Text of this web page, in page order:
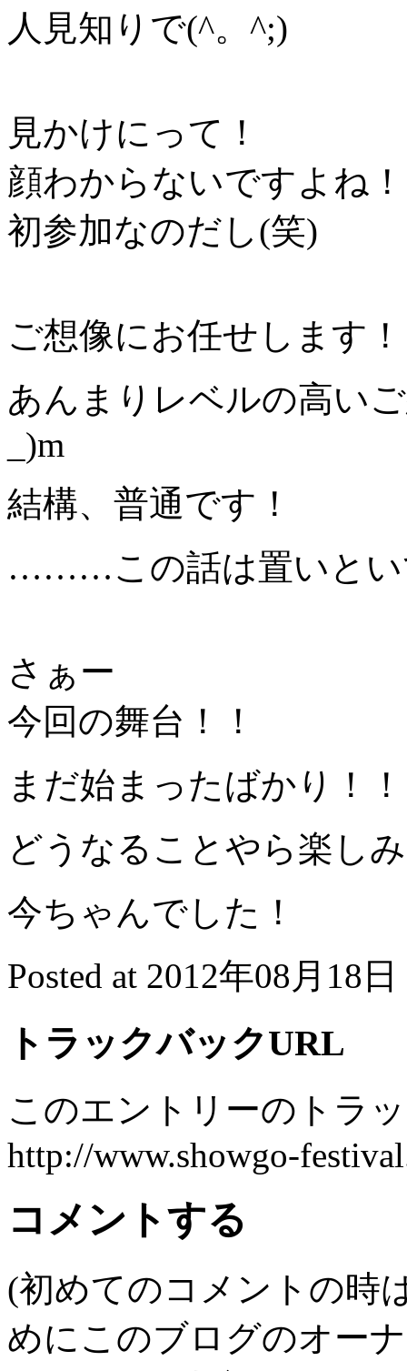
人見知りで(^。^;)
見かけにって！
顔わからないですよね！
初参加なのだし(笑)
ご想像にお任せします！
あんまりレベルの高い
_)m
結構、普通です！
………この話は置いとい
さぁー
今回の舞台！！
まだ始まったばかり！！
どうなることやら楽し
今ちゃんでした！
Posted at 2012年08月18
トラックバックURL
このエントリーのトラ
http://www.showgo-
コメントする
(初めてのコメントの時
めにこのブログのオー